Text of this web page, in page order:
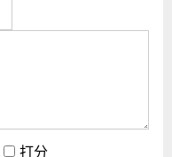
打分